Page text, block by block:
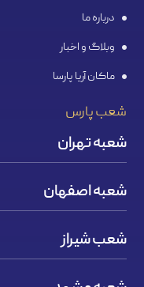
درباره ما
وبلاگ و اخبار
ماکان آریا پارسا
شعب پارس
شعبه تهران
شعبه اصفهان
شعب شیراز